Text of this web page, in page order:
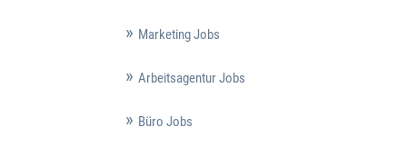
Marketing Jobs
Arbeitsagentur Jobs
Büro Jobs